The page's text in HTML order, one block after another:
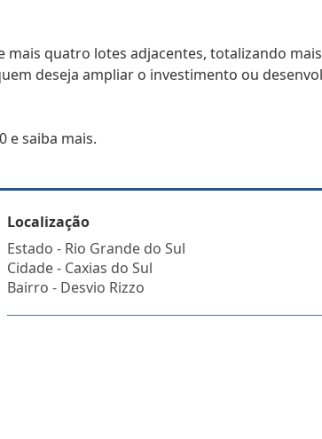
mais quatro lotes adjacentes, totalizando
deseja ampliar o investimento ou
e saiba mais.
Localização
Estado - Rio Grande do Sul
Cidade - Caxias do Sul
Bairro - Desvio Rizzo